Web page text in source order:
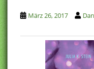
März 26, 2017